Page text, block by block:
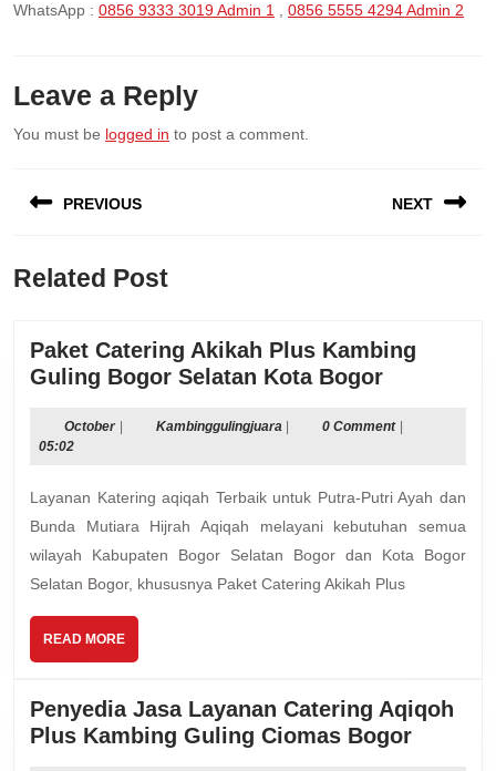
WhatsApp : 0856 9333 3019 Admin 1 0856 5555 4294 Admin 2
Leave a Reply
You must be logged in to post a comment.
navigation
PREVIOUS
post:
NEXT
Related Post
Paket Catering Akikah Plus Kambing
Guling Bogor Selatan Kota BogorPaket
Akikah
Guling
Bogor
Selatan
Kota
OctoberOctober
| KambinggulingjuaraKambinggulingjuara
| 0 Comment |
05:02
Layanan Katering aqiqah Terbaik untuk Putra-Putri Ayah dan
Bunda Mutiara Hijrah Aqiqah melayani kebutuhan semua
wilayah Kabupaten Bogor Selatan Bogor dan Kota Bogor
Selatan Bogor, khususnya Paket Catering Akikah Plus
READ MOREREAD
MORE
Penyedia Jasa Layanan Catering Aqiqoh
Plus Kambing Guling Ciomas Bogor